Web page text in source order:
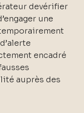
devérifier
une
encadré
auprès des